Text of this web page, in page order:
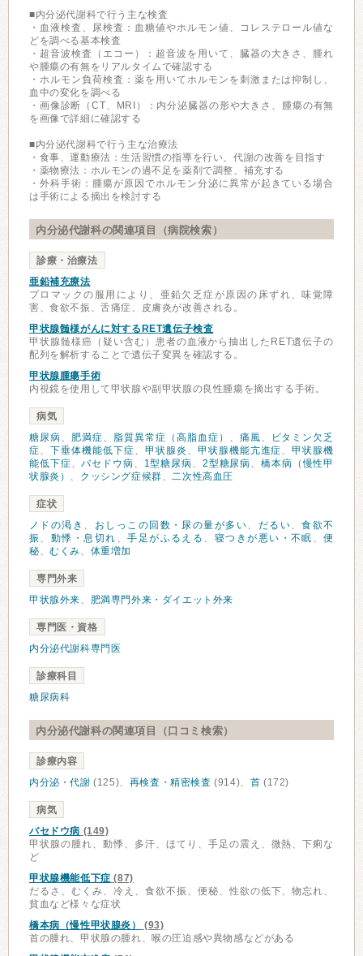
■内分泌代謝科で行う主な検査
・血液検査、尿検査：血糖値やホルモン値、コレステロール値な
どを調べる基本検査
・超音波検査（エコー）：超音波を用いて、臓器の大きさ、腫れ
や腫瘍の有無をリアルタイムで確認する
・ホルモン負荷検査：薬を用いてホルモンを刺激または抑制し、
血中の変化を調べる
・画像診断（CT、MRI）：内分泌臓器の形や大きさ、腫瘍の有無
を画像で詳細に確認する
■内分泌代謝科で行う主な治療法
・食事、運動療法：生活習慣の指導を行い、代謝の改善を目指す
・薬物療法：ホルモンの過不足を薬剤で調整、補充する
・外科手術：腫瘍が原因でホルモン分泌に異常が起きている場合
は手術による摘出を検討する
内分泌代謝科の関連項目（病院検索）
診療・治療法
亜鉛補充療法
プロマックの服用により、亜鉛欠乏症が原因の床ずれ、味覚障
害、食欲不振、舌痛症、皮膚炎が改善される。
甲状腺髄様がんに対するRET遺伝子検査
甲状腺髄様癌（疑い含む）患者の血液から抽出したRET遺伝子の
配列を解析することで遺伝子変異を確認する。
甲状腺腫瘍手術
内視鏡を使用して甲状腺や副甲状腺の良性腫瘍を摘出する手術。
病気
糖尿病、 肥満症、 脂質異常症（高脂血症） 、 痛風、
ビタミン欠乏
症、 下垂体機能低下症、 甲状腺炎 、 甲状腺機能亢進症、甲状腺機
能低下症、バセドウ病、 1型糖尿病、 2型糖尿病、橋本病（慢性甲
状腺炎） 、 クッシング症候群、二次性高血圧
症状
ノドの渇き 、 おしっこの回数・尿の量が多い、 だるい、食欲不
振 、 動悸・息切れ 、手足がふるえる 、 寝つきが悪い・不眠 、便
秘、むくみ、 体重増加
専門外来
甲状腺外来、 肥満専門外来・ダイエット外来
専門医・資格
内分泌代謝科専門医
診療科目
糖尿病科
内分泌代謝科の関連項目（口コミ検索）
診療内容
内分泌・代謝 (125)、 再検査・精密検査 (914)、 首 (172)
病気
バセドウ病 (149)
甲状腺の腫れ、動悸、多汗、ほてり、手足の震え、微熱、下痢な
ど
甲状腺機能低下症 (87)
だるさ、むくみ、冷え、食欲不振、便秘、性欲の低下、物忘れ、
貧血など様々な症状
橋本病（慢性甲状腺炎）
(93)
首の腫れ、甲状腺の腫れ、喉の圧迫感や異物感などがある